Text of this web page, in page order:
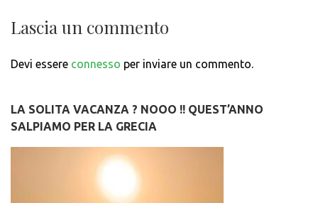
Lascia un commento
Devi essere connesso per inviare un commento.
LA SOLITA VACANZA ? NOOO !! QUEST’ANNO
SALPIAMO PER LA GRECIA